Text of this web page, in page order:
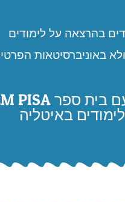
בהרצאה על לימודים
באוניברסיטאות
באיטליה